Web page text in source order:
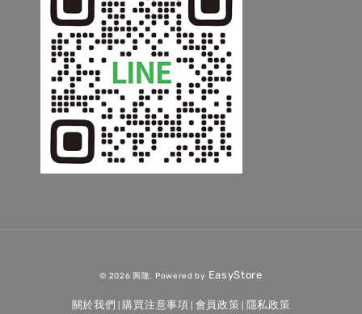
© 2026 興隆. Powered by EasyStore
關於我們 |購買注意事項 會員政策 隱私政策